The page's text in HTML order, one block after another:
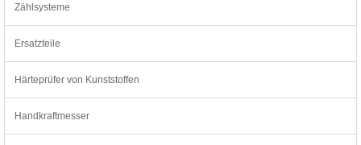
Zählsysteme
Ersatzteile
Härteprüfer von Kunststoffen
Handkraftmesser